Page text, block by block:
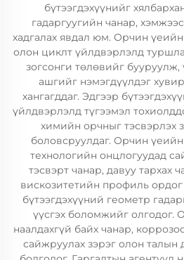
бүтээгдэхүүнийг
гадаргуугийн чанар,
хадгалах явдал юм. Орчин үеийн
олон циклт үйлдвэрлэлд
зогсонги төлөвийг
ашгийг нэмэгдүүлдэг
хангагддаг. Эдгээр
үйлдвэрлэлд түгээмэл
химийн орчныг тэсвэрлэх
боловсруулдаг. Орчин
технологийн онцлогуудад
тэсвэрт чанар, давуу тархах
вискозитетийн профиль
бүтээгдэхүүний геометр
үүсгэх боломжийг олгодог.
наалдахгүй байх чанар,
сайжруулах зэрэг олон талын